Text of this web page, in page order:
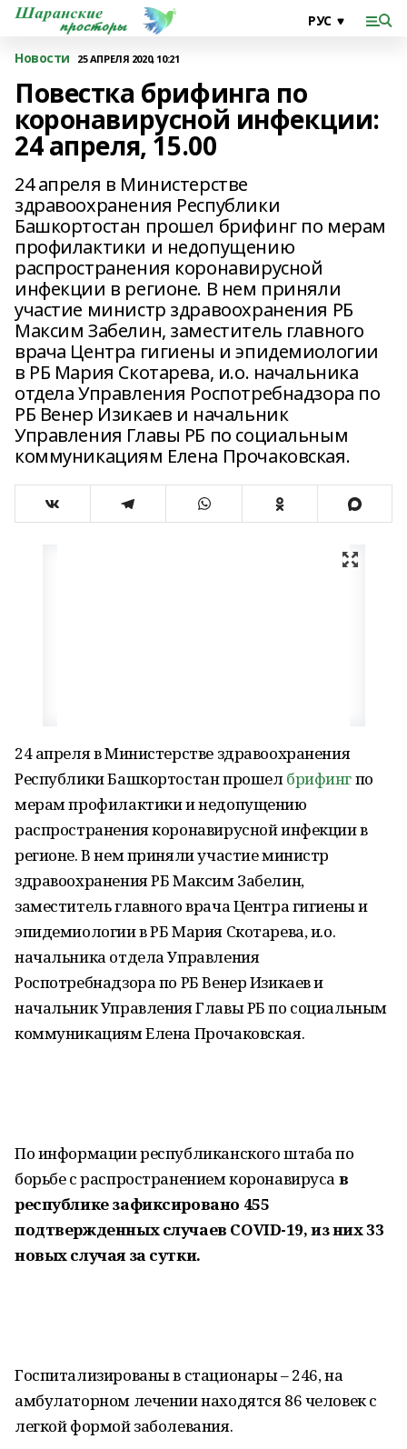
Новости 25 АПРЕЛЯ 2020, 10:21
Повестка брифинга по
коронавирусной инфекции:
24 апреля, 15.00
24 апреля в Министерстве
здравоохранения Республики
Башкортостан прошел брифинг по мерам
профилактики и недопущению
распространения коронавирусной
инфекции в регионе. В нем приняли
участие министр здравоохранения РБ
Максим Забелин, заместитель главного
врача Центра гигиены и эпидемиологии
в РБ Мария Скотарева, и.о. начальника
отдела Управления Роспотребнадзора по
РБ Венер Изикаев и начальник
Управления Главы РБ по социальным
коммуникациям Елена Прочаковская.
24 апреля в Министерстве здравоохранения
Республики Башкортостан прошелбрифингпо
мерам профилактики и недопущению
распространения коронавирусной инфекции в
регионе. В нем приняли участие министр
здравоохранения РБ Максим Забелин,
заместитель главного врача Центра гигиены и
эпидемиологии в РБ Мария Скотарева, и.о.
начальника отдела Управления
Роспотребнадзора по РБ Венер Изикаев и
начальник Управления Главы РБ по социальным
коммуникациям Елена Прочаковская.
По информации республиканского штаба по
борьбе с распространением коронавируса в
республике зафиксировано 455
подтвержденных случаев COVID-19, из них 33
новых случая за сутки.
Госпитализированы в стационары – 246, на
амбулаторном лечении находятся 86 человек с
легкой формой заболевания.